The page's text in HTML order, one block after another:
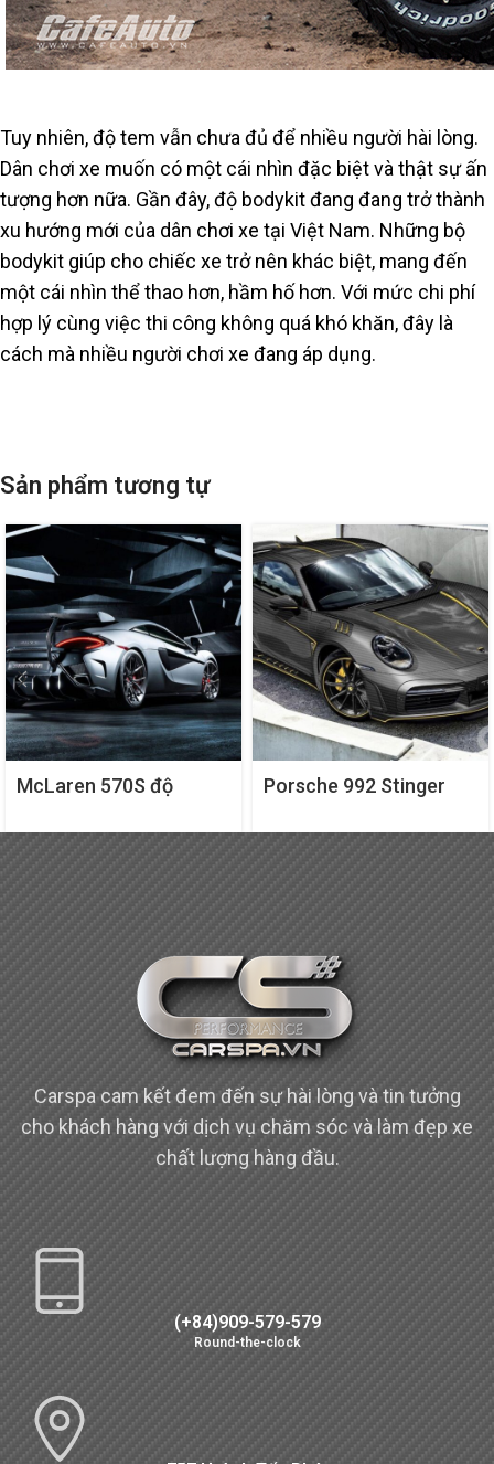
Tuy nhiên, độ tem vẫn chưa đủ để nhiều người hài lòng.
Dân chơi xe muốn có một cái nhìn đặc biệt và thật sự ấn
tượng hơn nữa. Gần đây, độ bodykit đang đang trở thành
xu hướng mới của dân chơi xe tại Việt Nam. Những bộ
bodykit giúp cho chiếc xe trở nên khác biệt, mang đến
một cái nhìn thể thao hơn, hầm hố hơn. Với mức chi phí
hợp lý cùng việc thi công không quá khó khăn, đây là
cách mà nhiều người chơi xe đang áp dụng.
Sản phẩm tương tự
McLaren 570S độ
Porsche 992 Stinger
Carspa cam kết đem đến sự hài lòng và tin tưởng
cho khách hàng với dịch vụ chăm sóc và làm đẹp xe
chất lượng hàng đầu.
(+84)909-579-579
Round-the-clock